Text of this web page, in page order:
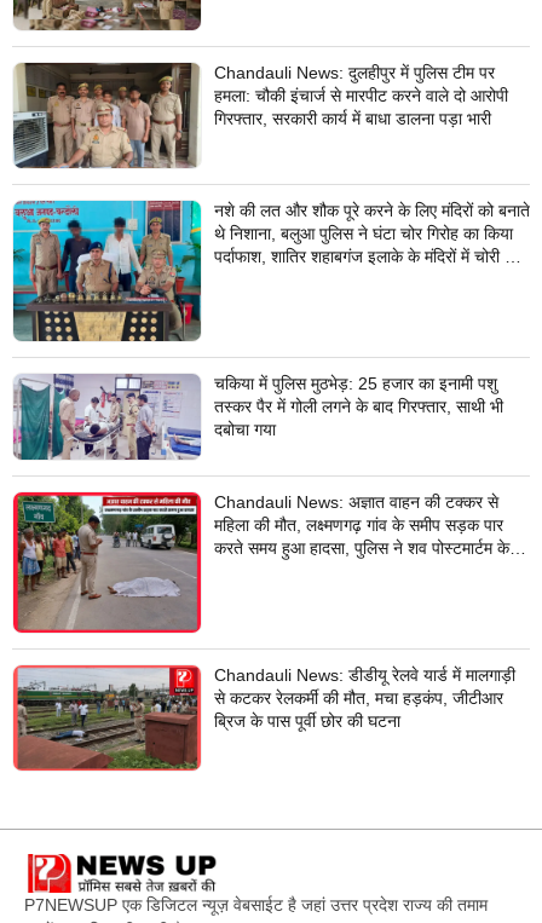
Chandauli News: दुलहीपुर में पुलिस टीम पर
हमला: चौकी इंचार्ज से मारपीट करने वाले दो आरोपी
गिरफ्तार, सरकारी कार्य में बाधा डालना पड़ा भारी
नशे की लत और शौक पूरे करने के लिए मंदिरों को बनाते
थे निशाना, बलुआ पुलिस ने घंटा चोर गिरोह का किया
पर्दाफाश, शातिर शहाबगंज इलाके के मंदिरों में चोरी की
चकिया में पुलिस मुठभेड़: 25 हजार का इनामी पशु
तस्कर पैर में गोली लगने के बाद गिरफ्तार, साथी भी
दबोचा गया
Chandauli News: अज्ञात वाहन की टक्कर से
महिला की मौत, लक्ष्मणगढ़ गांव के समीप सड़क पार
करते समय हुआ हादसा, पुलिस ने शव पोस्टमार्टम के
Chandauli News: डीडीयू रेलवे यार्ड में मालगाड़ी
से कटकर रेलकर्मी की मौत, मचा हड़कंप, जीटीआर
ब्रिज के पास पूर्वी छोर की घटना
P7NEWSUP एक डिजिटल न्यूज़ वेबसाईट है जहां उत्तर प्रदेश राज्य की तमाम